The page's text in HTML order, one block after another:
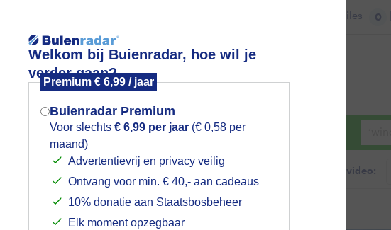
Welkom bij Buienradar, hoe wil je
verder gaan?
Premium € 6,99 / jaar
Buienradar Premium
Voor slechts € 6,99 per jaar (€ 0,58 per
maand)
Advertentievrij en privacy veilig
Ontvang voor min. € 40,- aan cadeaus
10% donatie aan Staatsbosbeheer
Elk moment opzegbaar
Files 0
Foto en video Weerzine
Zoeken in foto & video:
Mogen we je locatie gebruiken voor
het weer?